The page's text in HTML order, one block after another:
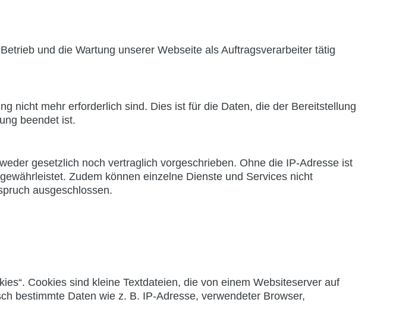
und die Wartung unserer Webseite als Auftragsverarbeiter tätig
nicht mehr erforderlich sind. Dies ist für die Daten, die der Bereitstellung
beendet ist.
gesetzlich noch vertraglich vorgeschrieben. Ohne die IP-Adresse ist
Zudem können einzelne Dienste und Services nicht
ausgeschlossen.
Cookies sind kleine Textdateien, die von einem Websiteserver auf
bestimmte Daten wie z. B. IP-Adresse, verwendeter Browser,